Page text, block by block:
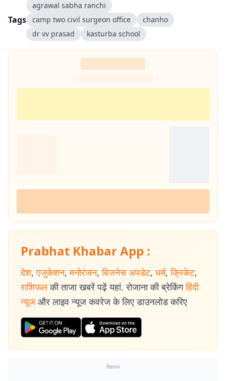
Tags
agrawal sabha ranchi
camp two civil surgeon office
chanho
dr vv prasad
kasturba school
Prabhat Khabar App :
देश, एजुकेशन, मनोरंजन, बिजनेस अपडेट, धर्म, क्रिकेट,
राशिफल की ताजा खबरें पढ़ें यहां. रोजाना की ब्रेकिंग हिंदी
न्यूज और लाइव न्यूज कवरेज के लिए डाउनलोड करिए
विज्ञापन